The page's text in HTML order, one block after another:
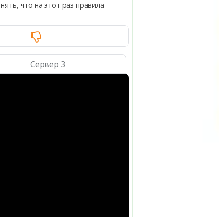
что на этот раз правила
Сервер 3